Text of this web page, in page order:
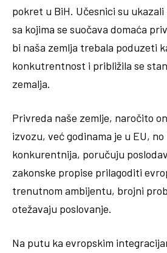
pokret u BiH. Učesnici su
sa kojima se suočava domaća
bi naša zemlja trebala poduzeti
konkutrentnost i približila se
zemalja.
Privreda naše zemlje, naročito
izvozu, već godinama je u EU,
konkurentnija, poručuju
zakonske propise prilagoditi
trenutnom ambijentu, brojni
otežavaju poslovanje.
Na putu ka evropskim